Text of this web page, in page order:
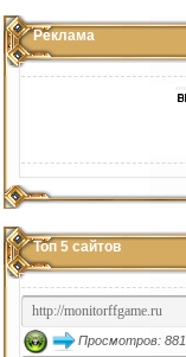
Реклама
Топ 5 сайтов
Просмотров: 881